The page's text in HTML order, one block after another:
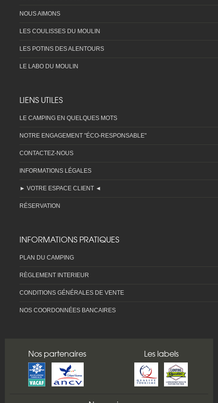
NOUS AIMONS
LES COULISSES DU MOULIN
LES POTINS DES ALENTOURS
LE LABO DU MOULIN
LIENS UTILES
LE CAMPING EN QUELQUES MOTS
NOTRE ENGAGEMENT "ÉCO-RESPONSABLE"
CONTACTEZ-NOUS
INFORMATIONS LÉGALES
► VOTRE ESPACE CLIENT ◄
RÉSERVATION
INFORMATIONS PRATIQUES
PLAN DU CAMPING
RÈGLEMENT INTERIEUR
CONDITIONS GÉNÉRALES DE VENTE
NOS COORDONNÉES BANCAIRES
Nos partenaires Les labels